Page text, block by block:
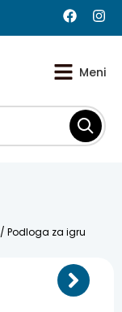
/ Podloga za igru